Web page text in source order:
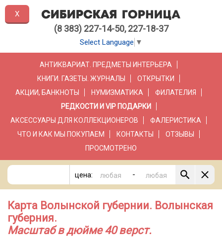
(8 383) 227-14-50, 227-18-37
Select Language ▼
АНТИКВАРИАТ. ПРЕДМЕТЫ ИНТЕРЬЕРА
КНИГИ. ГАЗЕТЫ. ЖУРНАЛЫ
ОТКРЫТКИ
АКЦИИ, БАНКНОТЫ
НУМИЗМАТИКА
ФИЛАТЕЛИЯ
РЕДКОСТИ И VIP ПОДАРКИ
АКСЕССУАРЫ ДЛЯ КОЛЛЕКЦИОНЕРОВ
ФАЛЕРИСТИКА
ЧТО И КАК МЫ ПОКУПАЕМ
КОНТАКТЫ
ОТЗЫВЫ
ПРОСМОТРЕНО
цена: -
Карта Волынской губернии. Волынская
губерния.
Масштаб в дюйме 40 верст.
X